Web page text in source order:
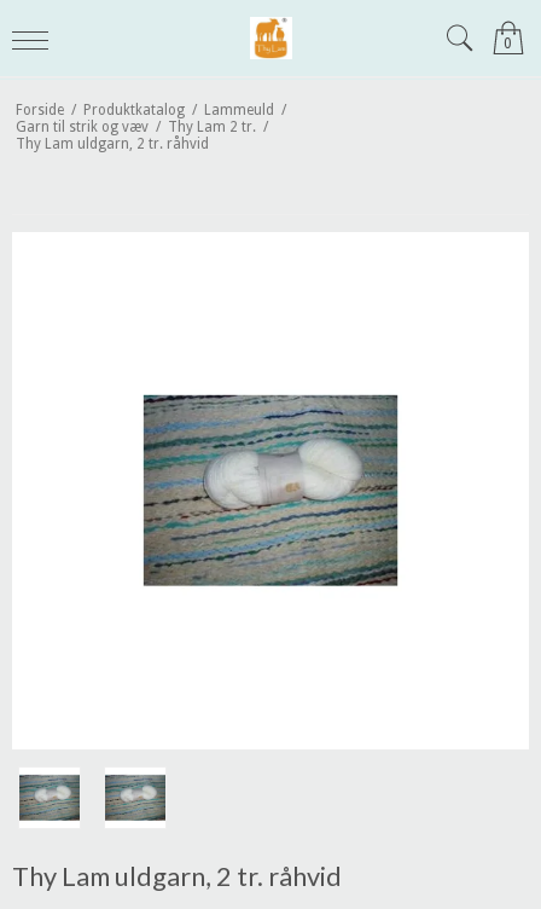
0
Forside / Produktkatalog / Lammeuld /
Garn til strik og væv / Thy Lam 2 tr. /
Thy Lam uldgarn, 2 tr. råhvid
Thy Lam uldgarn, 2 tr. råhvid